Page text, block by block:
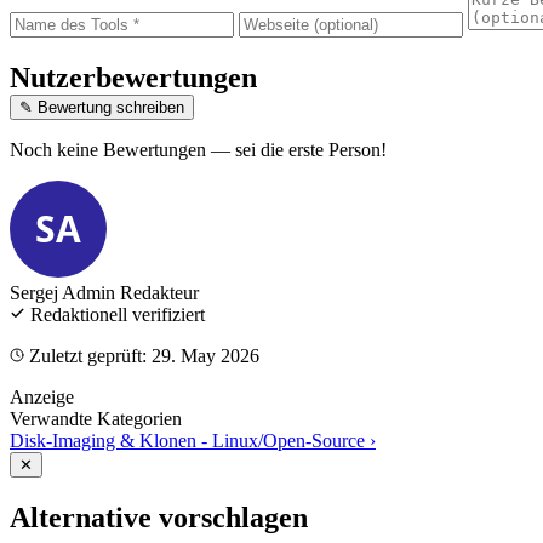
Nutzerbewertungen
✎ Bewertung schreiben
Noch keine Bewertungen — sei die erste Person!
SA
Sergej Admin Redakteur
Redaktionell verifiziert
Zuletzt geprüft: 29. May 2026
Anzeige
Verwandte Kategorien
Disk-Imaging & Klonen - Linux/Open-Source ›
✕
Alternative vorschlagen